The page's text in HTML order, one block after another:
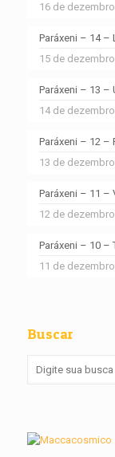
16 de
Paráxeni – 14 –
15 de
Paráxeni – 13 –
14 de
Paráxeni – 12 –
13 de
Paráxeni – 11 –
12 de
Paráxeni – 10 –
11 de
Buscar